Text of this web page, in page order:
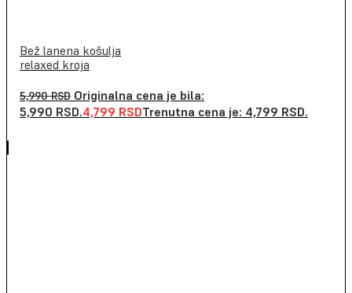
Bež lanena košulja
relaxed kroja
5,990RSD Originalna cena je bila:
5,990 RSD.4,799 RSDTrenutna cena je: 4,799 RSD.